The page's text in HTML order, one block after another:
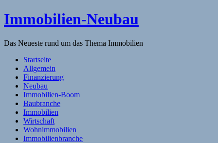
Skip
to
Immobilien-Neubau
Das Neueste rund um das Thema Immobilien
Startseite
Allgemein
Finanzierung
Neubau
Immobilien-Boom
Baubranche
Immobilien
Wirtschaft
Wohnimmobilien
Immobilienbranche